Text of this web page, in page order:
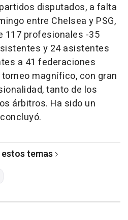
disputados, a falta
entre Chelsea y PSG,
117 profesionales -35
y 24 asistentes
a 41 federaciones
magnífico, con gran
tanto de los
árbitros. Ha sido un
temas